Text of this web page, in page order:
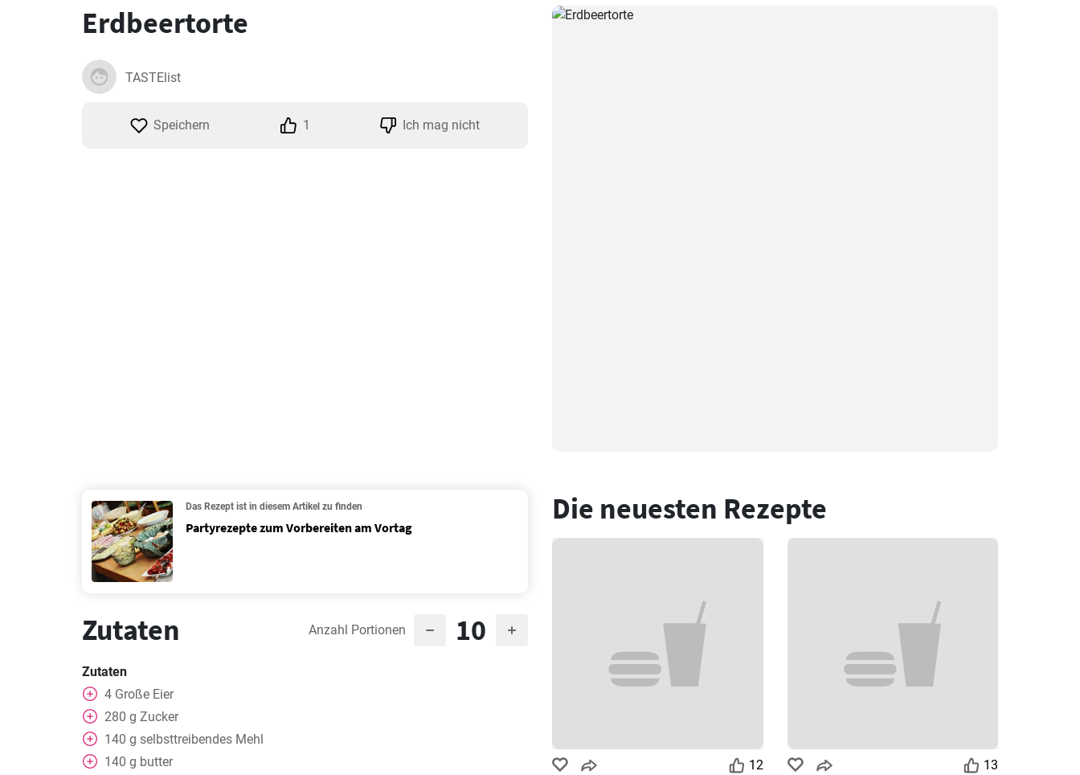
Erdbeertorte
TASTElist
Speichern 1 Ich mag nicht
Das Rezept ist in diesem Artikel zu finden
Partyrezepte zum Vorbereiten am Vortag
Zutaten Anzahl Portionen 10
Zutaten
4 Große Eier
280 g Zucker
140 g selbsttreibendes Mehl
140 g butter
Die neuesten Rezepte
12 13